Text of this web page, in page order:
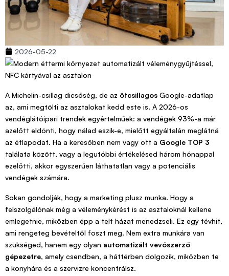
2026-05-22
A Michelin-csillag dicsőség, de az ötcsillagos Google-adatlap
az, ami megtölti az asztalokat kedd este is. A 2026-os
vendéglátóipari trendek egyértelműek: a vendégek 93%-a már
azelőtt eldönti, hogy nálad eszik-e, mielőtt egyáltalán meglátná
az étlapodat. Ha a keresőben nem vagy ott a Google TOP 3
találata között, vagy a legutóbbi értékelésed három hónappal
ezelőtti, akkor egyszerűen láthatatlan vagy a potenciális
vendégek számára.
Sokan gondolják, hogy a marketing plusz munka. Hogy a
felszolgálónak még a véleménykérést is az asztaloknál kellene
emlegetnie, miközben épp a telt házat menedzseli. Ez egy tévhit,
ami rengeteg bevételtől foszt meg. Nem extra munkára van
szükséged, hanem egy olyan automatizált vevőszerző
gépezetre, amely csendben, a háttérben dolgozik, miközben te
a konyhára és a szervizre koncentrálsz.